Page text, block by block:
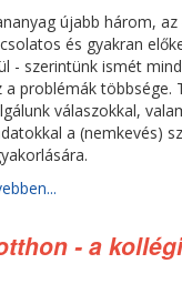
újabb három, az
és gyakran
- szerintünk ismét
a problémák többsége.
válaszokkal,
a (nemkevés)
- a